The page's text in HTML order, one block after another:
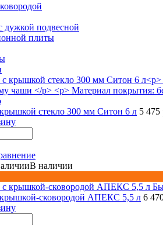
дужкой подвесной
плиты
стекло 300 мм Ситон 6 л 5 475
В наличии
сковородой АПЕКС 5,5 л 6